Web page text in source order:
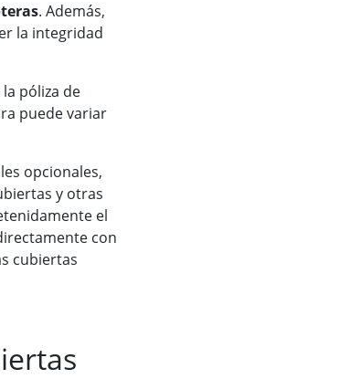
. Además,
la integridad
póliza de
puede variar
opcionales,
y otras
el
con
cubiertas